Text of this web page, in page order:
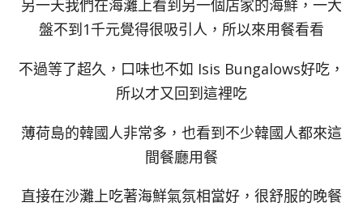
另一天我們在海灘上看到另一個店家的海鮮，一大
盤不到1千元覺得很吸引人，所以來用餐看看
不過等了超久，口味也不如 Isis Bungalows好吃，
所以才又回到這裡吃
薄荷島的韓國人非常多，也看到不少韓國人都來這
間餐廳用餐
直接在沙灘上吃著海鮮氣氛相當好，很舒服的晚餐